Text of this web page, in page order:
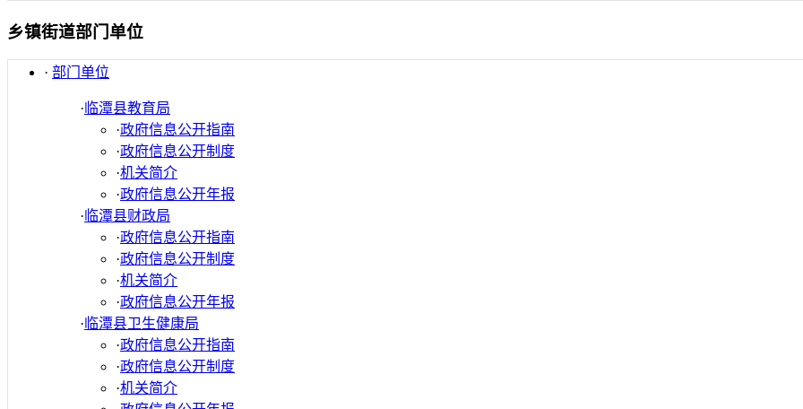
乡镇街道部门单位
· 部门单位
· 临潭县教育局
·政府信息公开指南
·政府信息公开制度
·机关简介
·政府信息公开年报
· 临潭县财政局
·政府信息公开指南
·政府信息公开制度
·机关简介
·政府信息公开年报
· 临潭县卫生健康局
·政府信息公开指南
·政府信息公开制度
·机关简介